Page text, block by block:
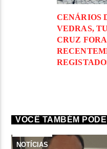
CENÁRIOS
VEDRAS,
CRUZ
VOCÊ TAMBÉM
NOTÍCIAS